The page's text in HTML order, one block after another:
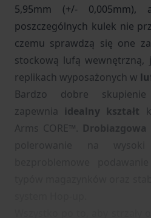
5,95mm
(+/-
poszczególnych kulek nie
czemu sprawdzą się one
stockową lufą
replikach wyposażonych w
Bardzo dobre skupienie
zapewnia
idealny kształt
Arms CORE™.